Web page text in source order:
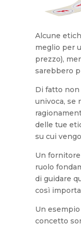
Alcune
meglio per
prezzo),
sarebbero
Di fatto non
univoca, se
delle tue
su cui
Un
ruolo
di guidare
così
Un
concetto